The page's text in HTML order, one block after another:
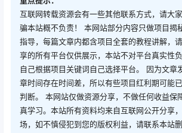
互联网转载资源会有一些其他联系方式，请大
骗本站概不负责！ 本网站部分内容只做项目揭
指导，每篇文章内都含项目全套的教程讲解，
享的所有平台仅供展示，本站不对平台真实性
自己根据项目关键词自己选择平台。 因为文章
章时间存在时间差，所以有些项目红利期可能
判断。 本网站仅做资源分享，不做任何收益保
真学习。本站所有资料均来自互联网公开分享
场，如不慎侵犯到您的版权利益，请联系本站删